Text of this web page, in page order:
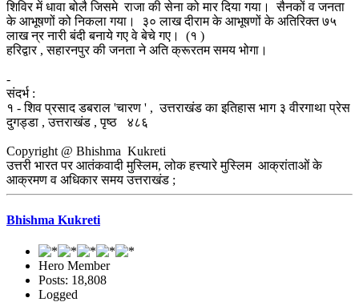
शिविर में धावा बोलै जिसमे राजा की सेना को मार दिया गया। सैनकों व जनता
के आभूषणों को निकला गया। ३० लाख दीराम के आभूषणों के अतिरिक्त ७५
लाख न्र नारी बंदी बनाये गए वे बेचे गए। (१ )
हरिद्वार , सहारनपुर की जनता ने अति क्रूरतम समय भोगा।
-
संदर्भ :
१ - शिव प्रसाद डबराल 'चारण ' , उत्तराखंड का इतिहास भाग ३ वीरगाथा प्रेस
दुगड्डा , उत्तराखंड , पृष्ठ ४८६
Copyright @ Bhishma Kukreti
उत्तरी भारत पर आतंकवादी मुस्लिम, लोक हत्त्यारे मुस्लिम आक्रांताओं के
आक्रमण व अधिकार समय उत्तराखंड ;
Bhishma Kukreti
Hero Member
Posts: 18,808
Logged